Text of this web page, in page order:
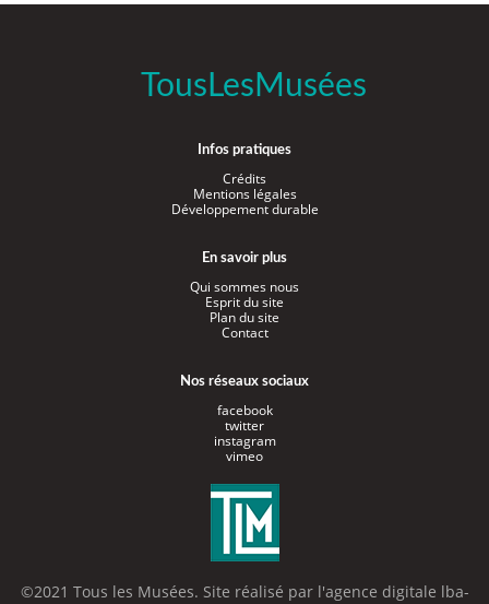
TousLesMusées
Infos pratiques
Crédits
Mentions légales
Développement durable
En savoir plus
Qui sommes nous
Esprit du site
Plan du site
Contact
Nos réseaux sociaux
facebook
twitter
instagram
vimeo
©2021 Tous les Musées. Site réalisé par l'agence digitale lba-